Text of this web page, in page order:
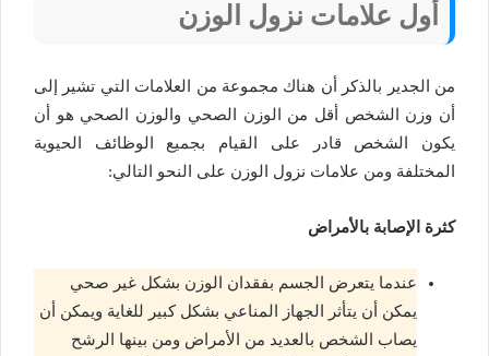
أول علامات نزول الوزن
من الجدير بالذكر أن هناك مجموعة من العلامات التي تشير إلى
أن وزن الشخص أقل من الوزن الصحي والوزن الصحي هو أن
يكون الشخص قادر على القيام بجميع الوظائف الحيوية
المختلفة ومن علامات نزول الوزن على النحو التالي:
كثرة الإصابة بالأمراض
عندما يتعرض الجسم بفقدان الوزن بشكل غير صحي
يمكن أن يتأثر الجهاز المناعي بشكل كبير للغاية ويمكن أن
يصاب الشخص بالعديد من الأمراض ومن بينها الرشح